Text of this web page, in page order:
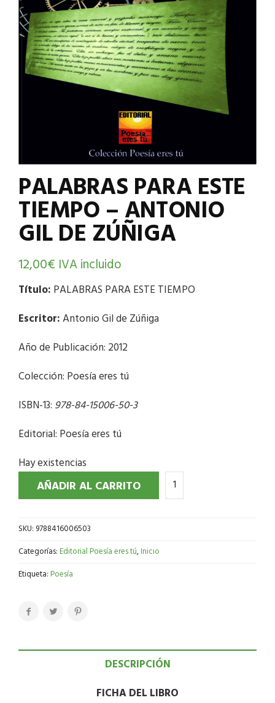
PALABRAS PARA ESTE
TIEMPO – ANTONIO
GIL DE ZÚÑIGA
12,00€ IVA incluido
Título: PALABRAS PARA ESTE TIEMPO
Escritor:Antonio Gil de Zúñiga
Año de Publicación: 2012
Colección: Poesía eres tú
ISBN-13: 978-84-15006-50-3
Editorial: Poesía eres tú
Hay existencias
AÑADIR AL CARRITO
SKU: 9788416006503
Categorías:Editorial Poesía eres tú,Inicio
Etiqueta:Poesía
DESCRIPCIÓN
FICHA DEL LIBRO